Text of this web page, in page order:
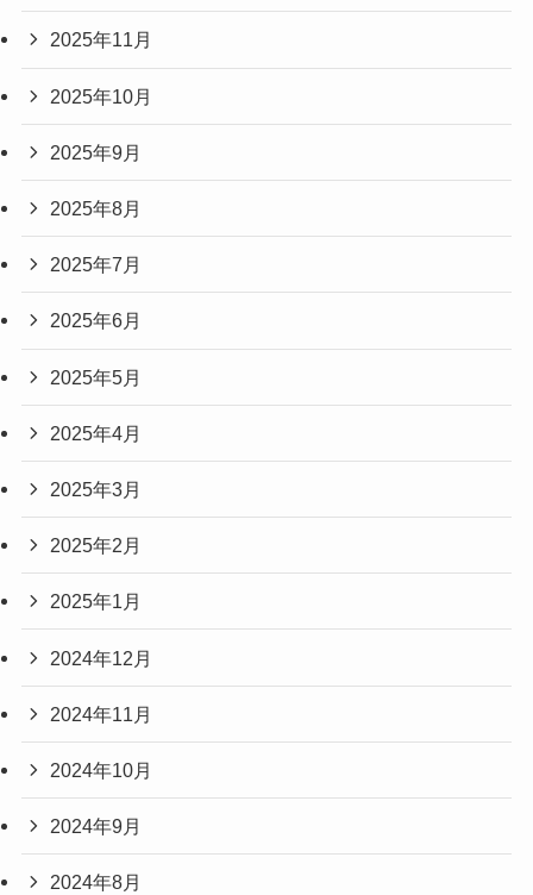
2025年11月
2025年10月
2025年9月
2025年8月
2025年7月
2025年6月
2025年5月
2025年4月
2025年3月
2025年2月
2025年1月
2024年12月
2024年11月
2024年10月
2024年9月
2024年8月